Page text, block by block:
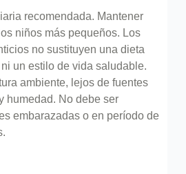
recomendada. Mantener
niños más pequeños. Los
no sustituyen una dieta
un estilo de vida saludable.
ambiente, lejos de fuentes
humedad. No debe ser
embarazadas o en período de